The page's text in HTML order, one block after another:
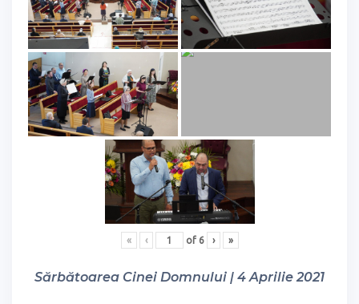
« ‹ of 6 › »
Sărbătoarea Cinei Domnului | 4 Aprilie 2021